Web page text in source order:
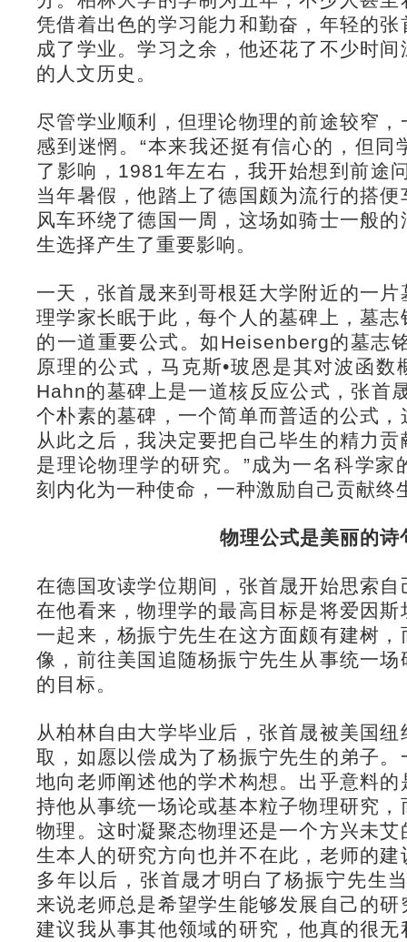
凭借着出色的学习能力和勤奋，年轻的
成了学业。学习之余，他还花了不少时
的人文历史。
尽管学业顺利，但理论物理的前途较窄
感到迷惘。“本来我还挺有信心的，但同
了影响，1981年左右，我开始想到前途
当年暑假，他踏上了德国颇为流行的搭
风车环绕了德国一周，这场如骑士一般
生选择产生了重要影响。
一天，张首晟来到哥根廷大学附近的一
理学家长眠于此，每个人的墓碑上，墓
的一道重要公式。如Heisenberg的墓志
原理的公式，马克斯•玻恩是其对波函
Hahn的墓碑上是一道核反应公式，张首
个朴素的墓碑，一个简单而普适的公式
从此之后，我决定要把自己毕生的精力
是理论物理学的研究。”成为一名科学家
刻内化为一种使命，一种激励自己贡献终
物理公式是美丽的诗
在德国攻读学位期间，张首晟开始思索
在他看来，物理学的最高目标是将爱因
一起来，杨振宁先生在这方面颇有建树
像，前往美国追随杨振宁先生从事统一
的目标。
从柏林自由大学毕业后，张首晟被美国
取，如愿以偿成为了杨振宁先生的弟子
地向老师阐述他的学术构想。出乎意料
持他从事统一场论或基本粒子物理研究
物理。这时凝聚态物理还是一个方兴未
生本人的研究方向也并不在此，老师的
多年以后，张首晟才明白了杨振宁先生
来说老师总是希望学生能够发展自己的
建议我从事其他领域的研究，他真的很